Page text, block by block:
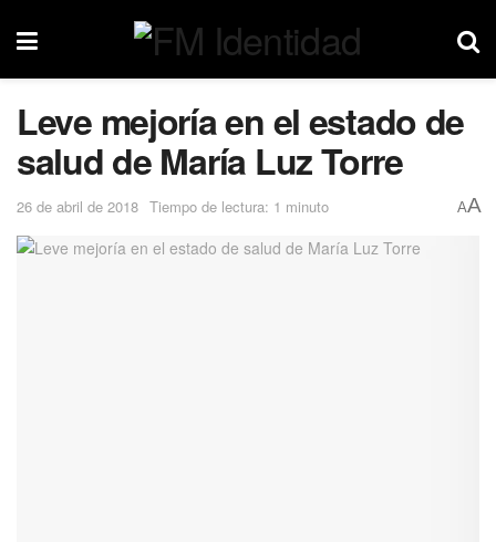
Leve mejoría en el estado de
salud de María Luz Torre
26 de abril de 2018 Tiempo de lectura: 1 minuto AA